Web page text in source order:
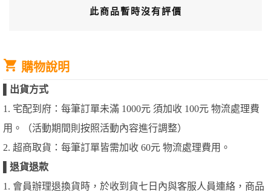
此商品暫時沒有評價
購物說明
出貨方式
1. 宅配到府：每筆訂單未滿 1000元 須加收 100元 物流處理費
用。（活動期間則按照活動內容進行調整）
2. 超商取貨：每筆訂單皆需加收 60元 物流處理費用。
退貨退款
1. 會員辦理退換貨時，於收到貨七日內與客服人員連絡，商品